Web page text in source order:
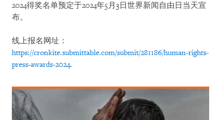
2024得奖名单预定于2024年5月3日世界新闻自由日当天宣
布。
线上报名网址：
https://cronkite.submittable.com/submit/281186/human-rights-
press-awards-2024.